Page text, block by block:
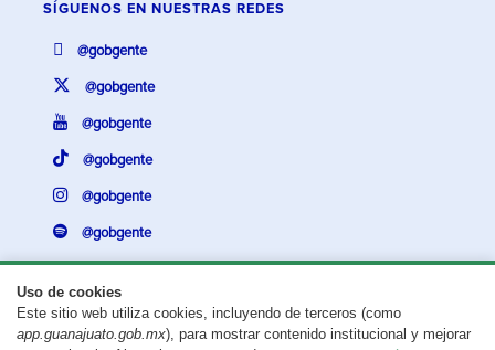
Uso de cookies
Este sitio web utiliza cookies, incluyendo de terceros (como
app.guanajuato.gob.mx), para mostrar contenido institucional y mejorar
SÍGUENOS EN NUESTRAS REDES
@gobgente
@gobgente
@gobgente
@gobgente
@gobgente
@gobgente
¿Existe algún problema con esta página?Repórtalo aquí.